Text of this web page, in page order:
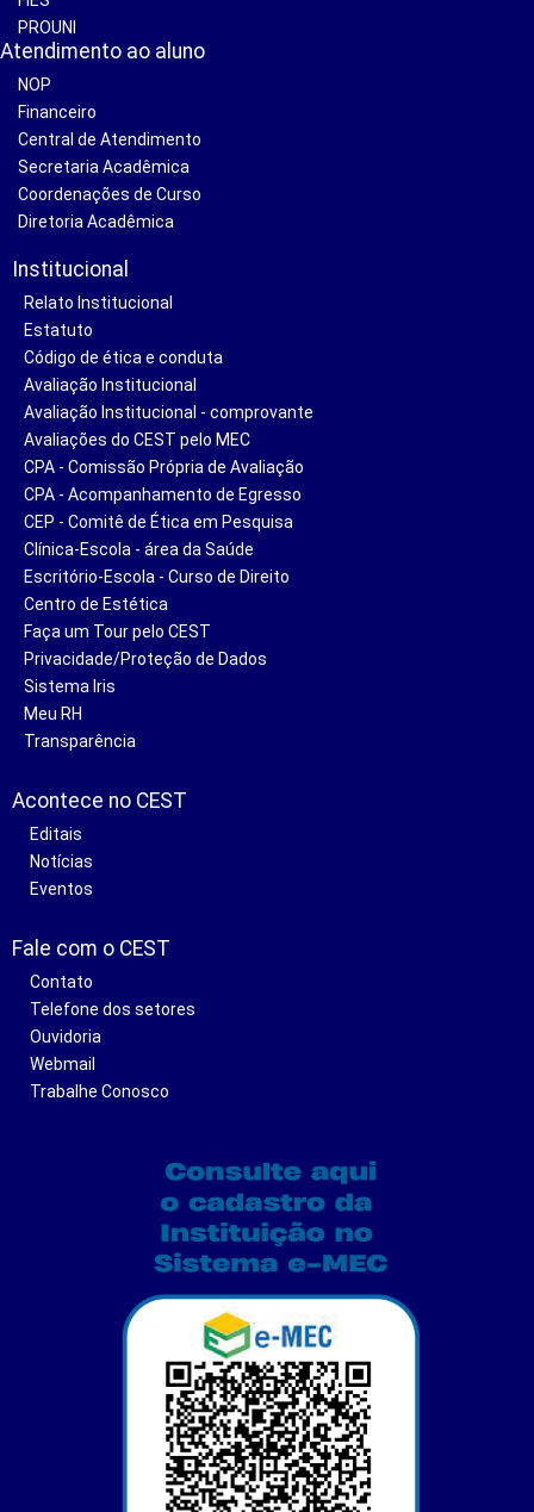
PROUNI
Atendimento ao aluno
NOP
Financeiro
Central de Atendimento
Secretaria Acadêmica
Coordenações de Curso
Diretoria Acadêmica
Institucional
Relato Institucional
Estatuto
Código de ética e conduta
Avaliação Institucional
Avaliação Institucional - comprovante
Avaliações do CEST pelo MEC
CPA - Comissão Própria de Avaliação
CPA - Acompanhamento de Egresso
CEP - Comitê de Ética em Pesquisa
Clínica-Escola - área da Saúde
Escritório-Escola - Curso de Direito
Centro de Estética
Faça um Tour pelo CEST
Privacidade/Proteção de Dados
Sistema Iris
Meu RH
Transparência
Acontece no CEST
Editais
Notícias
Eventos
Fale com o CEST
Contato
Telefone dos setores
Ouvidoria
Webmail
Trabalhe Conosco